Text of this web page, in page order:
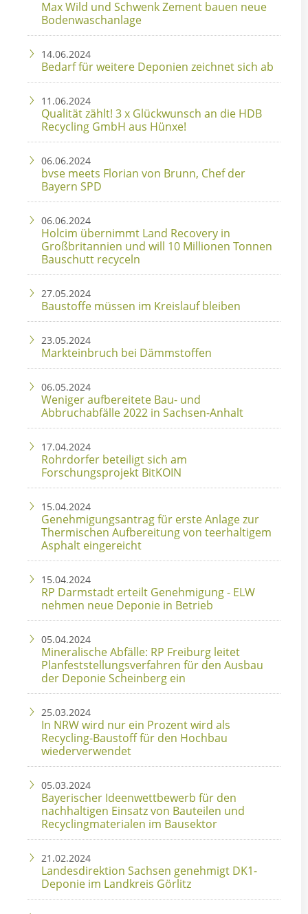
Max Wild und Schwenk Zement bauen neue
Bodenwaschanlage
14.06.2024
Bedarf für weitere Deponien zeichnet sich ab
11.06.2024
Qualität zählt! 3 x Glückwunsch an die HDB
Recycling GmbH aus Hünxe!
06.06.2024
bvse meets Florian von Brunn, Chef der
Bayern SPD
06.06.2024
Holcim übernimmt Land Recovery in
Großbritannien und will 10 Millionen Tonnen
Bauschutt recyceln
27.05.2024
Baustoffe müssen im Kreislauf bleiben
23.05.2024
Markteinbruch bei Dämmstoffen
06.05.2024
Weniger aufbereitete Bau- und
Abbruchabfälle 2022 in Sachsen-Anhalt
17.04.2024
Rohrdorfer beteiligt sich am
Forschungsprojekt BitKOIN
15.04.2024
Genehmigungsantrag für erste Anlage zur
Thermischen Aufbereitung von teerhaltigem
Asphalt eingereicht
15.04.2024
RP Darmstadt erteilt Genehmigung - ELW
nehmen neue Deponie in Betrieb
05.04.2024
Mineralische Abfälle: RP Freiburg leitet
Planfeststellungsverfahren für den Ausbau
der Deponie Scheinberg ein
25.03.2024
In NRW wird nur ein Prozent wird als
Recycling-Baustoff für den Hochbau
wiederverwendet
05.03.2024
Bayerischer Ideenwettbewerb für den
nachhaltigen Einsatz von Bauteilen und
Recyclingmaterialen im Bausektor
21.02.2024
Landesdirektion Sachsen genehmigt DK1-
Deponie im Landkreis Görlitz